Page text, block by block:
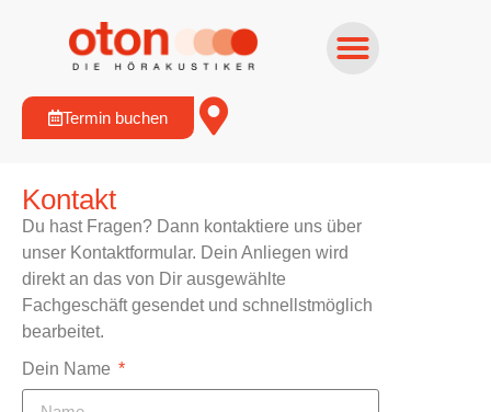
Termin buchen
Kontakt
Du hast Fragen? Dann kontaktiere uns über
unser Kontaktformular. Dein Anliegen wird
direkt an das von Dir ausgewählte
Fachgeschäft gesendet und schnellstmöglich
bearbeitet.
Dein Name